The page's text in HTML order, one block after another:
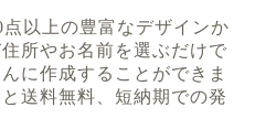
以上の豊富なデザインか
所やお名前を選ぶだけで
に作成することができま
送料無料、短納期での発